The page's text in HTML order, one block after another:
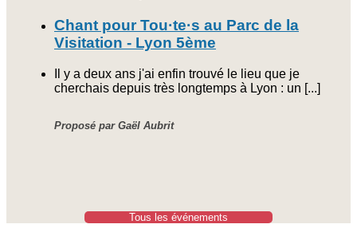
Chant pour Tou·te·s au Parc de la
Visitation - Lyon 5ème
Il y a deux ans j'ai enfin trouvé le lieu que je
cherchais depuis très longtemps à Lyon : un [...]
Proposé par Gaël Aubrit
Tous les événements